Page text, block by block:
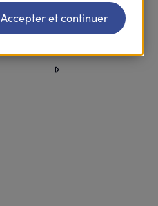
Accepter et continuer